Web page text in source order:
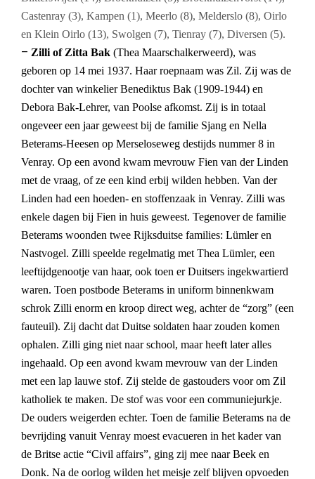
Castenray (3), Kampen (1), Meerlo (8), Melderslo (8), Oirlo
en Klein Oirlo (13), Swolgen (7), Tienray (7), Diversen (5).
– Zilli of Zitta Bak (Thea Maarschalkerweerd), was
geboren op 14 mei 1937. Haar roepnaam was Zil. Zij was de
dochter van winkelier Benediktus Bak (1909-1944) en
Debora Bak-Lehrer, van Poolse afkomst. Zij is in totaal
ongeveer een jaar geweest bij de familie Sjang en Nella
Beterams-Heesen op Merseloseweg destijds nummer 8 in
Venray. Op een avond kwam mevrouw Fien van der Linden
met de vraag, of ze een kind erbij wilden hebben. Van der
Linden had een hoeden- en stoffenzaak in Venray. Zilli was
enkele dagen bij Fien in huis geweest. Tegenover de familie
Beterams woonden twee Rijksduitse families: Lümler en
Nastvogel. Zilli speelde regelmatig met Thea Lümler, een
leeftijdgenootje van haar, ook toen er Duitsers ingekwartierd
waren. Toen postbode Beterams in uniform binnenkwam
schrok Zilli enorm en kroop direct weg, achter de “zorg” (een
fauteuil). Zij dacht dat Duitse soldaten haar zouden komen
ophalen. Zilli ging niet naar school, maar heeft later alles
ingehaald. Op een avond kwam mevrouw van der Linden
met een lap lauwe stof. Zij stelde de gastouders voor om Zil
katholiek te maken. De stof was voor een communiejurkje.
De ouders weigerden echter. Toen de familie Beterams na de
bevrijding vanuit Venray moest evacueren in het kader van
de Britse actie “Civil affairs”, ging zij mee naar Beek en
Donk. Na de oorlog wilden het meisje zelf blijven opvoeden